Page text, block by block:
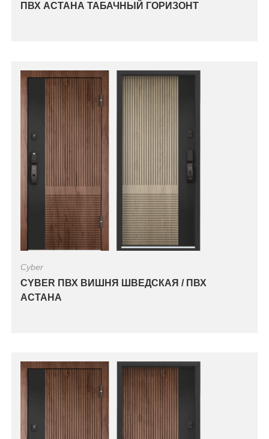
ПВХ АСТАНА ТАБАЧНЫЙ ГОРИЗОНТ
Cyber
CYBER ПВХ ВИШНЯ ШВЕДСКАЯ / ПВХ
АСТАНА